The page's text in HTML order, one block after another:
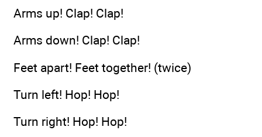
Arms up! Clap! Clap!
Arms down! Clap! Clap!
Feet apart! Feet together! (twice)
Turn left! Hop! Hop!
Turn right! Hop! Hop!